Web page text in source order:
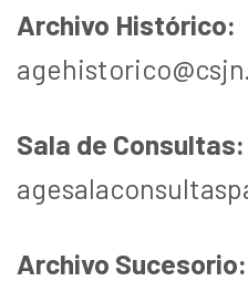
Archivo Histórico:
Sala de Consultas:
Archivo Sucesorio: